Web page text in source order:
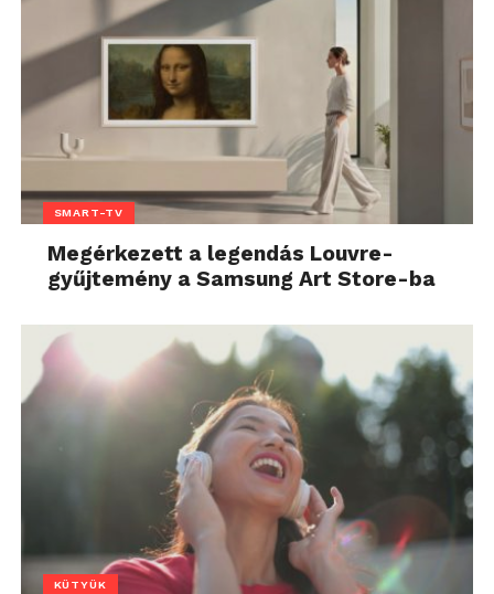
SMART-TV
Megérkezett a legendás Louvre-
gyűjtemény a Samsung Art Store-ba
KÜTYÜK